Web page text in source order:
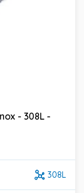
- 308L -
308L